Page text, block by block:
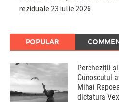
reziduale 23 iulie 2026
POPULAR
Percheziții
Cunoscutul
Mihai
dictatura